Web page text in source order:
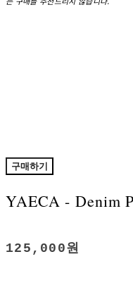
구매하기
YAECA - Denim
125,000원